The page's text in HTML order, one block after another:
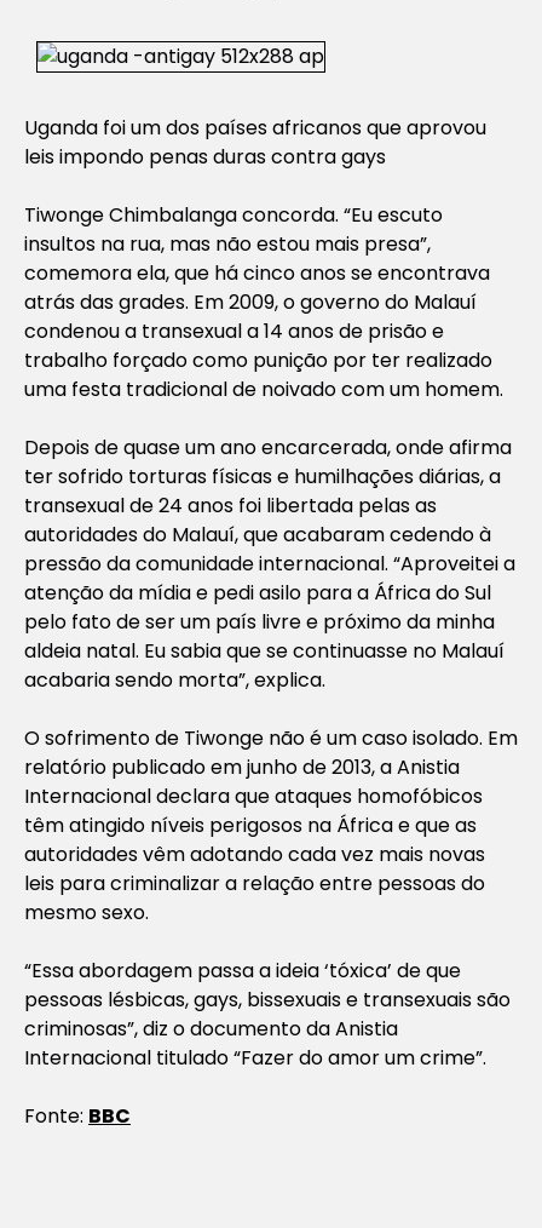
Uganda foi um dos países africanos que aprovou
leis impondo penas duras contra gays
Tiwonge Chimbalanga concorda. “Eu escuto
insultos na rua, mas não estou mais presa”,
comemora ela, que há cinco anos se encontrava
atrás das grades. Em 2009, o governo do Malauí
condenou a transexual a 14 anos de prisão e
trabalho forçado como punição por ter realizado
uma festa tradicional de noivado com um homem.
Depois de quase um ano encarcerada, onde afirma
ter sofrido torturas físicas e humilhações diárias, a
transexual de 24 anos foi libertada pelas as
autoridades do Malauí, que acabaram cedendo à
pressão da comunidade internacional. “Aproveitei a
atenção da mídia e pedi asilo para a África do Sul
pelo fato de ser um país livre e próximo da minha
aldeia natal. Eu sabia que se continuasse no Malauí
acabaria sendo morta”, explica.
O sofrimento de Tiwonge não é um caso isolado. Em
relatório publicado em junho de 2013, a Anistia
Internacional declara que ataques homofóbicos
têm atingido níveis perigosos na África e que as
autoridades vêm adotando cada vez mais novas
leis para criminalizar a relação entre pessoas do
mesmo sexo.
“Essa abordagem passa a ideia ‘tóxica’ de que
pessoas lésbicas, gays, bissexuais e transexuais são
criminosas”, diz o documento da Anistia
Internacional titulado “Fazer do amor um crime”.
Fonte: BBC